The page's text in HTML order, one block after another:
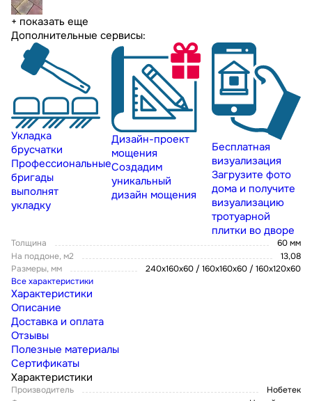
+ показать еще
Дополнительные сервисы:
Укладка
брусчатки
Профессиональные
бригады
выполнят
укладку
Дизайн-проект
мощения
Создадим
уникальный
дизайн мощения
Бесплатная
визуализация
Загрузите фото
дома и получите
визуализацию
тротуарной
плитки во дворе
Толщина
60 мм
На поддоне, м2
13,08
Размеры, мм
240х160х60 / 160х160х60 / 160х120х60
Все характеристики
Характеристики
Описание
Доставка и оплата
Отзывы
Полезные материалы
Сертификаты
Характеристики
Производитель
Нобетек